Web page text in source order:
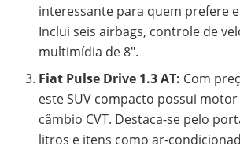
interessante para quem prefere
Inclui seis airbags, controle de
multimídia de 8″.
Fiat Pulse Drive 1.3 AT: Com
este SUV compacto possui motor
câmbio CVT. Destaca-se pelo
litros e itens como ar-